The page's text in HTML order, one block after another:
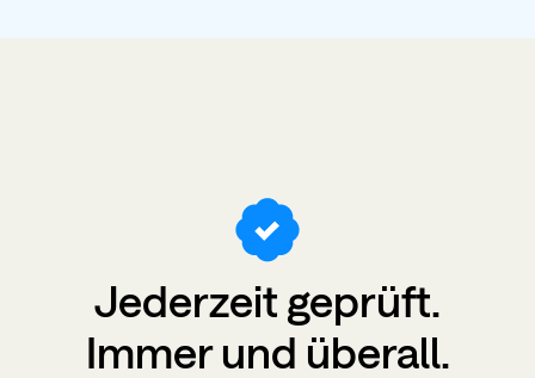
Jederzeit geprüft.
Immer und überall.